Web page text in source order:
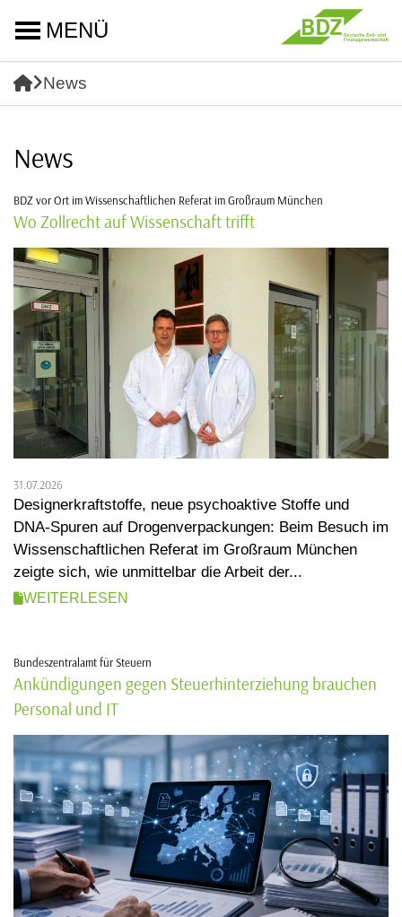
MENÜ
News
News
BDZ vor Ort im Wissenschaftlichen Referat im Großraum München
Wo Zollrecht auf Wissenschaft trifft
31.07.2026
Designerkraftstoffe, neue psychoaktive Stoffe und
DNA-Spuren auf Drogenverpackungen: Beim Besuch im
Wissenschaftlichen Referat im Großraum München
zeigte sich, wie unmittelbar die Arbeit der...
WEITERLESEN
Bundeszentralamt für Steuern
Ankündigungen gegen Steuerhinterziehung brauchen
Personal und IT